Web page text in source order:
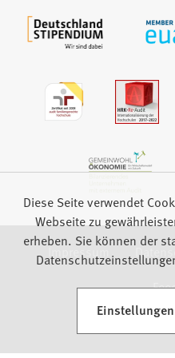
Impressum
Diese Seite verwendet
Webseite zu
erheben. Sie können der
Einstellungen
(Öffnet in einem neuen Tab)